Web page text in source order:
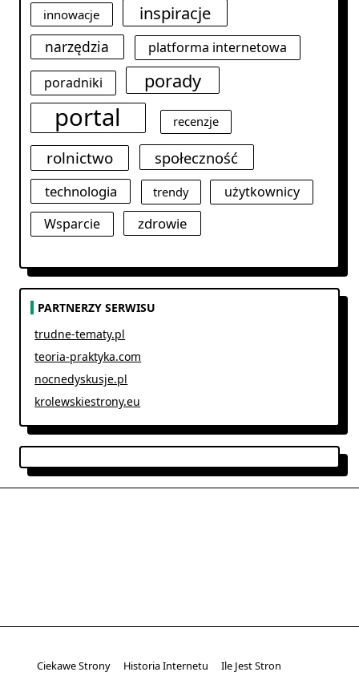
innowacje inspiracje
narzędzia
platforma internetowa
poradniki
porady
portal recenzje
rolnictwo społeczność
technologia trendy
użytkownicy
Wsparcie
zdrowie
PARTNERZY SERWISU
trudne-tematy.pl
teoria-praktyka.com
nocnedyskusje.pl
krolewskiestrony.eu
Ciekawe Strony Historia Internetu
Ile Jest Stron